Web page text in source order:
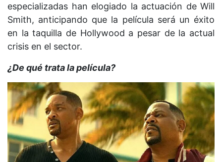
especializadas han elogiado la actuación de Will
Smith, anticipando que la película será un éxito
en la taquilla de Hollywood a pesar de la actual
crisis en el sector.
¿De qué trata la película?